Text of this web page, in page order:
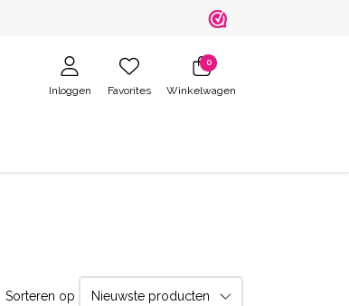
Inloggen Favorites
0
Winkelwagen
Sorteren op